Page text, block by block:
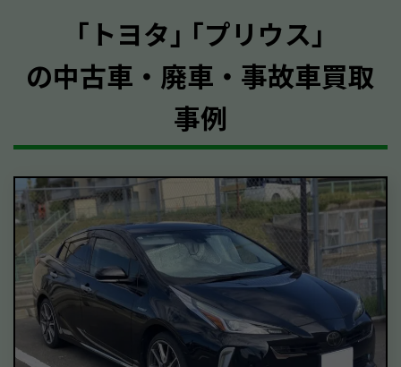
｢トヨタ｣ ｢プリウス｣
の中古車・廃車・事故車買取
事例